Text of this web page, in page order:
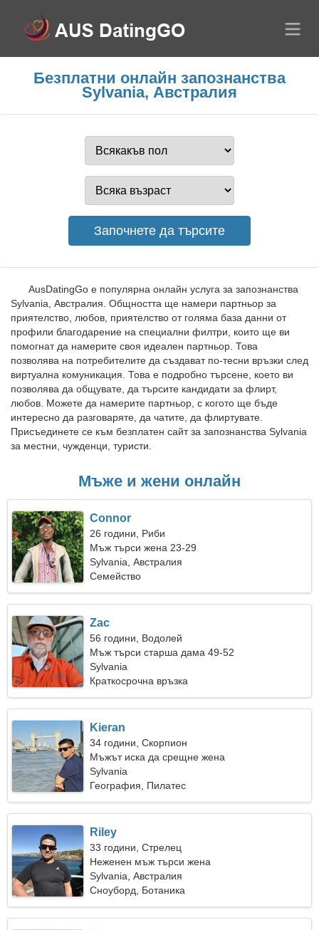
Безплатни онлайн запознанства
Sylvania, Австралия
AusDatingGo е популярна онлайн услуга за запознанства
Sylvania, Австралия. Общността ще намери партньор за
приятелство, любов, приятелство от голяма база данни от
профили благодарение на специални филтри, които ще ви
помогнат да намерите своя идеален партньор. Това
позволява на потребителите да създават по-тесни връзки след
виртуална комуникация. Това е подробно търсене, което ви
позволява да общувате, да търсите кандидати за флирт,
любов. Можете да намерите партньор, с когото ще бъде
интересно да разговаряте, да чатите, да флиртувате.
Присъединете се към безплатен сайт за запознанства Sylvania
за местни, чужденци, туристи.
Мъже и жени онлайн
Connor
26 години, Риби
Мъж търси жена 23-29
Sylvania, Австралия
Семейство
Zac
56 години, Водолей
Мъж търси старша дама 49-52
Sylvania
Краткосрочна връзка
Kieran
34 години, Скорпион
Мъжът иска да срещне жена
Sylvania
География, Пилатес
Riley
33 години, Стрелец
Неженен мъж търси жена
Sylvania, Австралия
Сноуборд, Ботаника